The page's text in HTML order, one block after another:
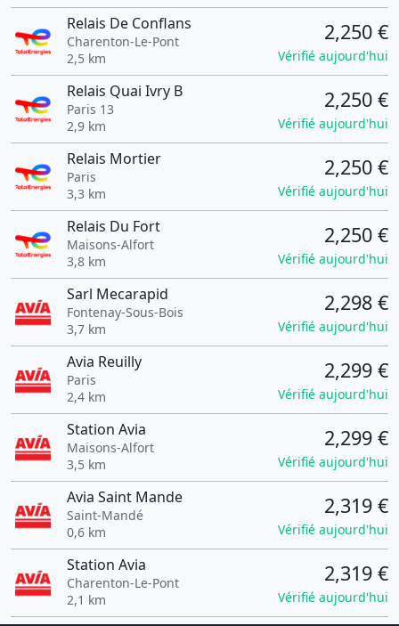
Relais De Conflans
Charenton-Le-Pont
2,5 km
2,250 €
Vérifié aujourd'hui
Relais Quai Ivry B
Paris 13
2,9 km
2,250 €
Vérifié aujourd'hui
Relais Mortier
Paris
3,3 km
2,250 €
Vérifié aujourd'hui
Relais Du Fort
Maisons-Alfort
3,8 km
2,250 €
Vérifié aujourd'hui
Sarl Mecarapid
Fontenay-Sous-Bois
3,7 km
2,298 €
Vérifié aujourd'hui
Avia Reuilly
Paris
2,4 km
2,299 €
Vérifié aujourd'hui
Station Avia
Maisons-Alfort
3,5 km
2,299 €
Vérifié aujourd'hui
Avia Saint Mande
Saint-Mandé
0,6 km
2,319 €
Vérifié aujourd'hui
Station Avia
Charenton-Le-Pont
2,1 km
2,319 €
Vérifié aujourd'hui